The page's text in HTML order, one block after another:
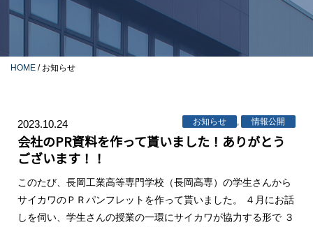
HOME / お知らせ
2023.10.24 お知らせ 情報公開
会社のPR資料を作って貰いました！ありがとう
ございます！！
このたび、長岡工業高等専門学校（長岡高専）の学生さんから
サイカワのＰＲパンフレットを作って貰いました。 ４月にお話
しを伺い、学生さんの授業の一環にサイカワが協力する形で ３